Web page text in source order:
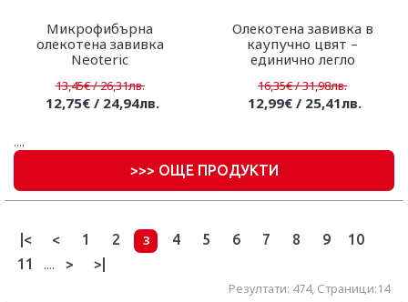
Микрофибърна
олекотена завивка
Neoteric
13,45€ / 26,31лв.
12,75€ / 24,94лв.
Олекотена завивка в
каупучно цвят –
единично легло
16,35€ / 31,98лв.
12,99€ / 25,41лв.
....
>>> ОЩЕ ПРОДУКТИ
|< < 1 2 3 4 5 6 7 8 9
10
11
.... >
>|
Резултати: 474, Страници:14